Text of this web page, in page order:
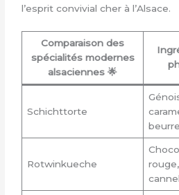
l’esprit convivial cher à l’Alsace.
Comparaison des
spécialités modernes
alsaciennes 🌟
Schichttorte
beurre
Rotwinkueche
rouge,